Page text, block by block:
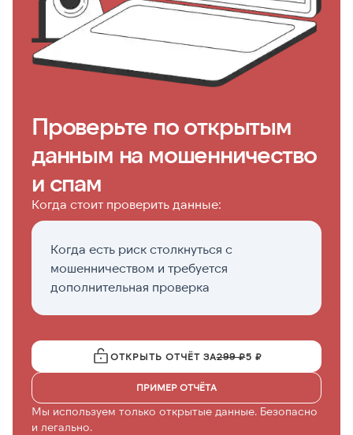
Проверьте по открытым
данным на мошенничество
и спам
Когда стоит проверить данные:
Когда есть риск столкнуться с
мошенничеством и требуется
дополнительная проверка
ОТКРЫТЬ ОТЧЁТ ЗА299 ₽5 ₽
ПРИМЕР ОТЧЁТА
Мы используем только открытые данные. Безопасно
и легально.